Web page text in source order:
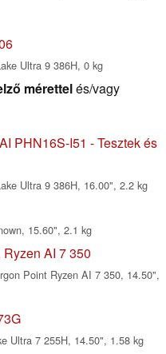
Ultra 9 386H, 0 kg
mérettelés/vagy
PHN16S-I51 - Tesztek és
Ultra 9 386H, 16.00", 2.2 kg
15.60", 2.1 kg
AI 7 350
Point Ryzen AI 7 350, 14.50",
Ultra 7 255H, 14.50", 1.58 kg